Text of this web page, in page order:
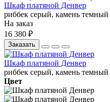
Шкаф платяной Денвер
риббек серый, камень темный
На заказ
16 380 ₽
Заказать
Шкаф платяной Денвер
риббек серый, камень темный
Цвет